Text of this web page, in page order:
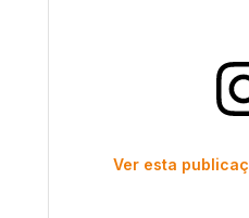
Ver esta